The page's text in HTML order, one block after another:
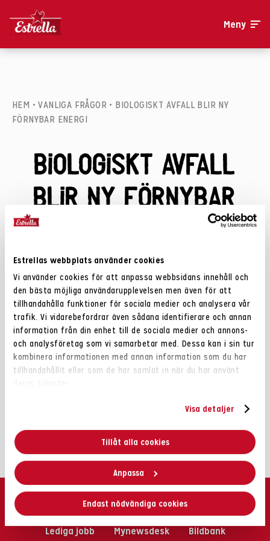
Estrellas webbplats använder cookies
Vi använder cookies för att anpassa webbsidans innehåll och
den bästa möjliga användarupplevelsen men även för att
tillhandahålla funktioner för sociala medier och analysera vår
trafik. Vi vidarebefordrar även sådana identifierare och annan
information från din enhet till de sociala medier och annons-
och analysföretag som vi samarbetar med. Dessa kan i sin tur
kombinera informationen med annan information som du har
tillhandahållit eller som de har samlat in när du har använt
Visa detaljer
Tillåt alla cookies
Anpassa
Endast nödvändiga cookies
Meny
HEM •VANLIGA FRÅGOR • BIOLOGISKT AVFALL BLIR NY
FÖRNYBAR ENERGI
Biologiskt avfall
blir ny förnybar
Vi har minskat det biologiska avfallet men lite restavfall
blir det ändå. Det kan vara rötter, groddar, potatisar
med mera. Estrella har länge lämnat biologiskt avfall till
framställan av biogas. Vid framställning av biogas
uppstår en restprodukt som kan användas som gödsel i
jordbruket. Det blir som ett smart kretslopp: Estrellas
avfall ger biogas som ger både gödsel och koldioxidfri
produktion av snacks!
Lediga jobb Mynewsdesk Bildbank